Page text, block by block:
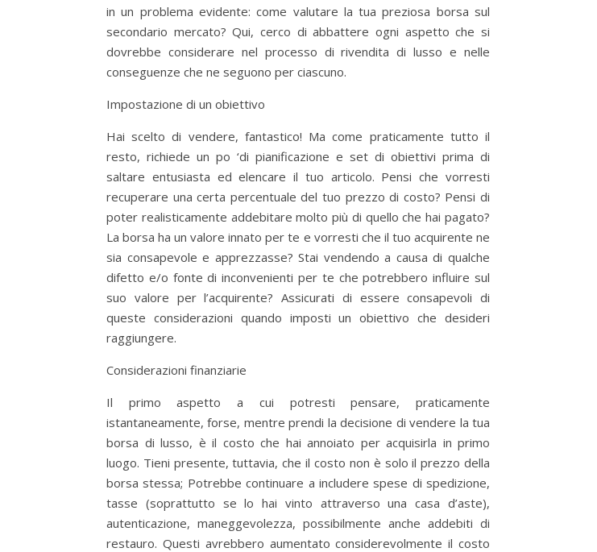
in un problema evidente: come valutare la tua preziosa borsa sul
secondario mercato? Qui, cerco di abbattere ogni aspetto che si
dovrebbe considerare nel processo di rivendita di lusso e nelle
conseguenze che ne seguono per ciascuno.
Impostazione di un obiettivo
Hai scelto di vendere, fantastico! Ma come praticamente tutto il
resto, richiede un po ‘di pianificazione e set di obiettivi prima di
saltare entusiasta ed elencare il tuo articolo. Pensi che vorresti
recuperare una certa percentuale del tuo prezzo di costo? Pensi di
poter realisticamente addebitare molto più di quello che hai pagato?
La borsa ha un valore innato per te e vorresti che il tuo acquirente ne
sia consapevole e apprezzasse? Stai vendendo a causa di qualche
difetto e/o fonte di inconvenienti per te che potrebbero influire sul
suo valore per l’acquirente? Assicurati di essere consapevoli di
queste considerazioni quando imposti un obiettivo che desideri
raggiungere.
Considerazioni finanziarie
Il primo aspetto a cui potresti pensare, praticamente
istantaneamente, forse, mentre prendi la decisione di vendere la tua
borsa di lusso, è il costo che hai annoiato per acquisirla in primo
luogo. Tieni presente, tuttavia, che il costo non è solo il prezzo della
borsa stessa; Potrebbe continuare a includere spese di spedizione,
tasse (soprattutto se lo hai vinto attraverso una casa d’aste),
autenticazione, maneggevolezza, possibilmente anche addebiti di
restauro. Questi avrebbero aumentato considerevolmente il costo